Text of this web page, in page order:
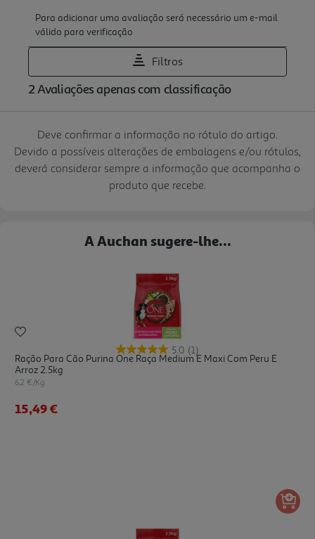
Deve confirmar a informação no rótulo do artigo.
Devido a possíveis alterações de embalagens e/ou rótulos,
deverá considerar sempre a informação que acompanha o
produto que recebe.
A Auchan sugere-lhe...
5.0 (1)
Ração Para Cão Purina One Raça Medium E Maxi Com Peru E
Arroz 2.5kg
6.2 €/Kg
15,49 €